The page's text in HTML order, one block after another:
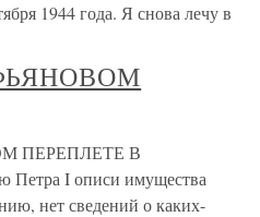
1944 года. Я снова лечу в
ПЕРЕПЛЕТЕ В
Петра I описи имущества
нет сведений о каких-